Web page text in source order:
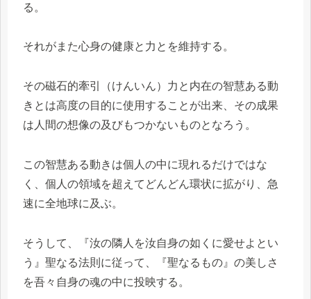
る。
それがまた心身の健康と力とを維持する。
その磁石的牽引（けんいん）力と内在の智慧ある動
きとは高度の目的に使用することが出来、その成果
は人間の想像の及びもつかないものとなろう。
この智慧ある動きは個人の中に現れるだけではな
く、個人の領域を超えてどんどん環状に拡がり、急
速に全地球に及ぶ。
そうして、『汝の隣人を汝自身の如くに愛せよとい
う』聖なる法則に従って、『聖なるもの』の美しさ
を吾々自身の魂の中に投映する。